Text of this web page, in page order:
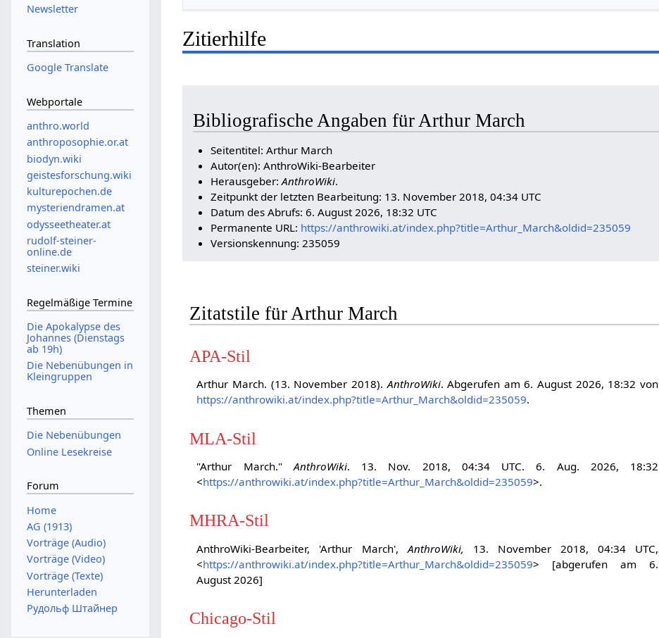
Zitierhilfe
Bibliografische Angaben für Arthur March
Seitentitel: Arthur March
Autor(en): AnthroWiki-Bearbeiter
Herausgeber: AnthroWiki.
Zeitpunkt der letzten Bearbeitung: 13. November 2018, 04:34 UTC
Datum des Abrufs: 6. August 2026, 18:32 UTC
Permanente URL: https://anthrowiki.at/index.php?title=Arthur_March&oldid=235059
Versionskennung: 235059
Zitatstile für Arthur March
APA-Stil
Arthur March. (13. November 2018).AnthroWiki. Abgerufen am 6. August 2026, 18:32 von
https://anthrowiki.at/index.php?title=Arthur_March&oldid=235059.
MLA-Stil
"Arthur March." AnthroWiki. 13. Nov. 2018, 04:34 UTC. 6. Aug. 2026, 18:32
<https://anthrowiki.at/index.php?title=Arthur_March&oldid=235059>.
MHRA-Stil
AnthroWiki-Bearbeiter, 'Arthur March', AnthroWiki, 13. November 2018, 04:34 UTC,
<https://anthrowiki.at/index.php?title=Arthur_March&oldid=235059> [abgerufen am 6.
August 2026]
Chicago-Stil
Newsletter
Translation
Google Translate
Webportale
anthro.world
anthroposophie.or.at
biodyn.wiki
geistesforschung.wiki
kulturepochen.de
mysteriendramen.at
odysseetheater.at
rudolf-steiner-
online.de
steiner.wiki
Regelmäßige Termine
Die Apokalypse des
Johannes (Dienstags
ab 19h)
Die Nebenübungen in
Kleingruppen
Themen
Die Nebenübungen
Online Lesekreise
Forum
Home
AG (1913)
Vorträge (Audio)
Vorträge (Video)
Vorträge (Texte)
Herunterladen
Рудольф Штайнер